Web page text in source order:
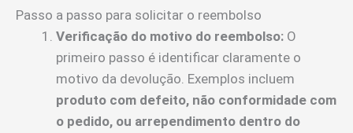
Passo a passo para solicitar o reembolso
Verificação do motivo do reembolso: O
primeiro passo é identificar claramente o
motivo da devolução. Exemplos incluem
produto com defeito, não conformidade com
o pedido, ou arrependimento dentro do